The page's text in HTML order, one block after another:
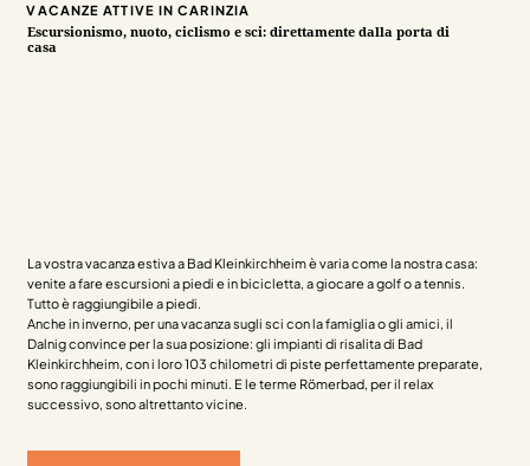
VACANZE ATTIVE IN CARINZIA
Escursionismo, nuoto, ciclismo e sci: direttamente dalla porta di
casa
La vostra vacanza estiva a Bad Kleinkirchheim è varia come la nostra casa:
venite a fare escursioni a piedi e in bicicletta, a giocare a golf o a tennis.
Tutto è raggiungibile a piedi.
Anche in inverno, per una vacanza sugli sci con la famiglia o gli amici, il
Dalnig convince per la sua posizione: gli impianti di risalita di Bad
Kleinkirchheim, con i loro 103 chilometri di piste perfettamente preparate,
sono raggiungibili in pochi minuti. E le terme Römerbad, per il relax
successivo, sono altrettanto vicine.